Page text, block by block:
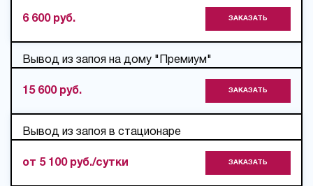
6 600 руб. ЗАКАЗАТЬ
Вывод из запоя на дому "Премиум"
15 600 руб. ЗАКАЗАТЬ
Вывод из запоя в стационаре
от 5 100 руб./сутки ЗАКАЗАТЬ